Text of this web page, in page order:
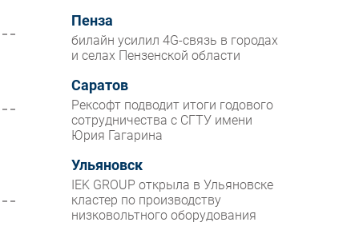
Пенза
билайн усилил 4G-связь в городах
и селах Пензенской области
Саратов
Рексофт подводит итоги годового
сотрудничества с СГТУ имени
Юрия Гагарина
Ульяновск
IEK GROUP открыла в Ульяновске
кластер по производству
низковольтного оборудования